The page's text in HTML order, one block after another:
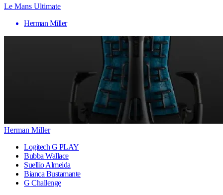
Le Mans Ultimate
Herman Miller
Herman Miller
Logitech G PLAY
Bubba Wallace
Suellio Almeida
Bianca Bustamante
G Challenge